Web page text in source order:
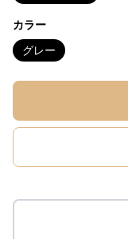
カラー
グレー